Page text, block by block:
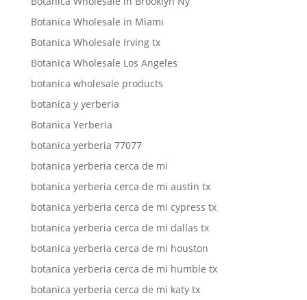
Botanica Wholesale in Miami
Botanica Wholesale Irving tx
Botanica Wholesale Los Angeles
botanica wholesale products
botanica y yerberia
Botanica Yerberia
botanica yerberia 77077
botanica yerberia cerca de mi
botanica yerberia cerca de mi austin tx
botanica yerberia cerca de mi cypress tx
botanica yerberia cerca de mi dallas tx
botanica yerberia cerca de mi houston
botanica yerberia cerca de mi humble tx
botanica yerberia cerca de mi katy tx